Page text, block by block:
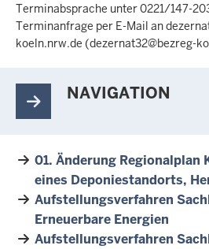
Terminabsprache unter 0221/147-
Terminanfrage per E-Mail an
koeln.nrw.de (dezernat32@bezreg-
NAVIGATION
01. Änderung Regionalplan
eines Deponiestandorts,
Aufstellungsverfahren
Erneuerbare Energien
Aufstellungsverfahren